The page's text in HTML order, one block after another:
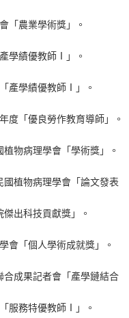
「農業學術獎」。
學績優教師Ⅰ」。
產學績優教師Ⅰ」。
度「優良勞作教育導師」。
物病理學會「學術獎」。
國植物病理學會「論文發表
出科技貢獻獎」。
會「個人學術成就獎」。
合成果記者會「產學鏈結合
服務特優教師Ⅰ」
。